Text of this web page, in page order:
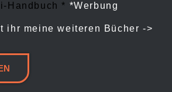
Handbuch * *Werbung
ihr meine weiteren Bücher ->